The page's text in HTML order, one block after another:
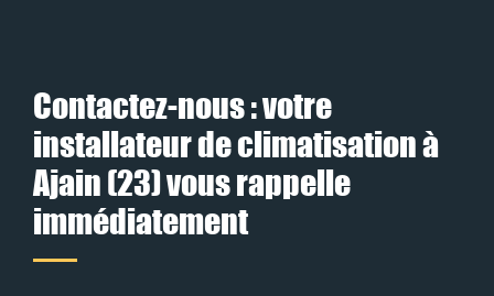
Contactez-nous : votre
installateur de climatisation à
Ajain (23) vous rappelle
immédiatement